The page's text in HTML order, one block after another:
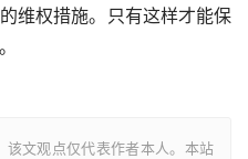
维权措施。只有这样才能保
文观点仅代表作者本人。本站